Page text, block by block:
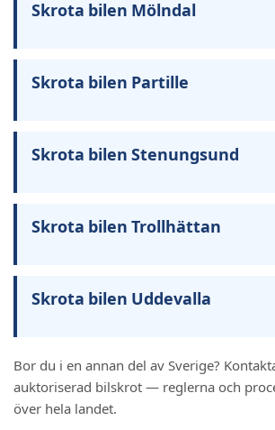
Skrota bilen Mölndal
Skrota bilen Partille
Skrota bilen Stenungsund
Skrota bilen Trollhättan
Skrota bilen Uddevalla
Bor du i en annan del av Sverige?
auktoriserad bilskrot — reglerna och
över hela landet.